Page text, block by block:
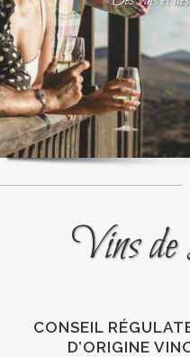
Vins
CONSEIL
D’ORIGINE